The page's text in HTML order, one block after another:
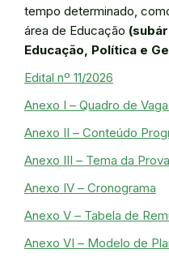
tempo determinado,
área de Educação
Educação, Política e
Edital nº 11/2026
Anexo I – Quadro de
Anexo II – Conteúdo
Anexo III – Tema da
Anexo IV – Cronograma
Anexo V – Tabela de
Anexo VI – Modelo de